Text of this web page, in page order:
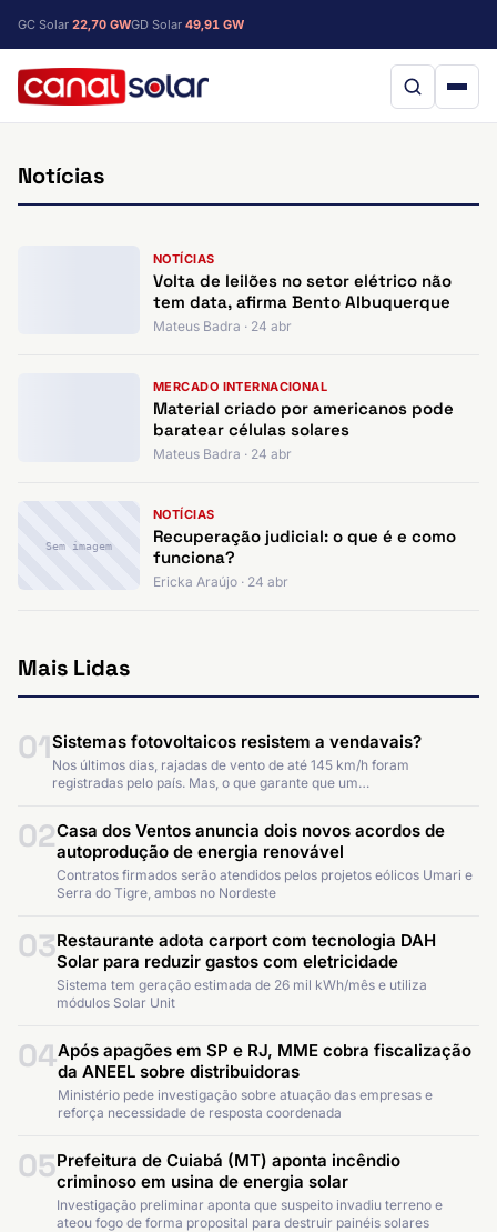
GC Solar 22,70 GWGD Solar 49,91 GW
Notícias
NOTÍCIAS
Volta de leilões no setor elétrico não
tem data, afirma Bento Albuquerque
Mateus Badra · 24 abr
MERCADO INTERNACIONAL
Material criado por americanos pode
baratear células solares
Mateus Badra · 24 abr
Sem imagem
NOTÍCIAS
Recuperação judicial: o que é e como
funciona?
Ericka Araújo · 24 abr
Mais Lidas
01Sistemas fotovoltaicos resistem a vendavais?
Nos últimos dias, rajadas de vento de até 145 km/h foram
registradas pelo país. Mas, o que garante que um…
02Casa dos Ventos anuncia dois novos acordos de
autoprodução de energia renovável
Contratos firmados serão atendidos pelos projetos eólicos Umari e
Serra do Tigre, ambos no Nordeste
03Restaurante adota carport com tecnologia DAH
Solar para reduzir gastos com eletricidade
Sistema tem geração estimada de 26 mil kWh/mês e utiliza
módulos Solar Unit
04Após apagões em SP e RJ, MME cobra fiscalização
da ANEEL sobre distribuidoras
Ministério pede investigação sobre atuação das empresas e
reforça necessidade de resposta coordenada
05Prefeitura de Cuiabá (MT) aponta incêndio
criminoso em usina de energia solar
Investigação preliminar aponta que suspeito invadiu terreno e
ateou fogo de forma proposital para destruir painéis solares